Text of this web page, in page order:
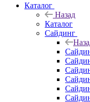
Каталог
Назад
Каталог
Сайдинг